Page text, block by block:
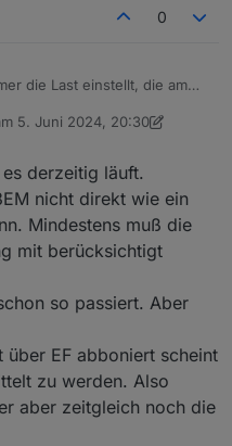
0
die Last einstellt, die am
des Hausbedarfs (shelly
den Gesamtverbrauch
da nicht die Daten so
Das tun sie aber
entweder hin und her
sich bei der Hälfte des
übernommen wird.
Ecoflow kann nur die
bedienen.
wahrscheinlich am
Lastspitzen.
200W und Ecolfow speist
die App und Ecoflow
eingeschaltet habe:
ist, da ziemlich viele
kommen..
5. Juni 2024, 20:30
von foxthefox6. Mai 2024,
derzeitig läuft.
nicht direkt wie ein
Mindestens muß die
mit berücksichtigt
so passiert. Aber
über EF abboniert scheint
zu werden. Also
aber zeitgleich noch die